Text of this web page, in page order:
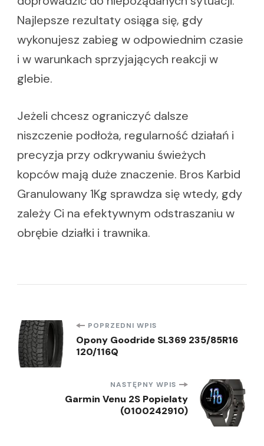
Najlepsze rezultaty osiąga się, gdy
wykonujesz zabieg w odpowiednim czasie
i w warunkach sprzyjających reakcji w
glebie.
Jeżeli chcesz ograniczyć dalsze
niszczenie podłoża, regularność działań i
precyzja przy odkrywaniu świeżych
kopców mają duże znaczenie. Bros Karbid
Granulowany 1Kg sprawdza się wtedy, gdy
zależy Ci na efektywnym odstraszaniu w
obrębie działki i trawnika.
Nawigacja
wpisu
POPRZEDNI WPIS
Opony Goodride SL369 235/85R16
120/116Q
NASTĘPNY WPIS
Garmin Venu 2S Popielaty
(0100242910)